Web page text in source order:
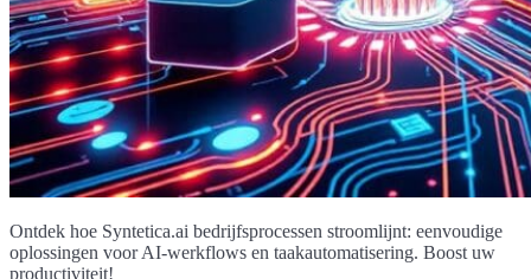
Ontdek hoe Syntetica.ai bedrijfsprocessen stroomlijnt: eenvoudige
oplossingen voor AI-werkflows en taakautomatisering. Boost uw
productiviteit!